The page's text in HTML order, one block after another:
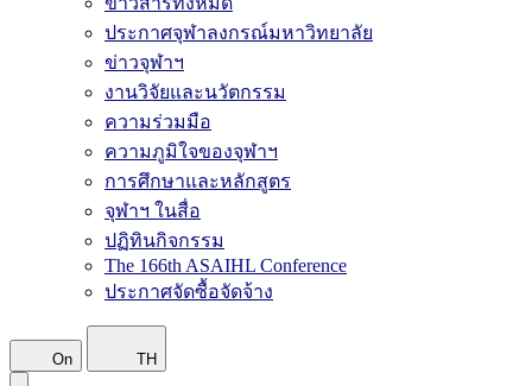
ประกาศจุฬาลงกรณ์มหาวิทยาลัย
ข่าวจุฬาฯ
งานวิจัยและนวัตกรรม
ความร่วมมือ
ความภูมิใจของจุฬาฯ
การศึกษาและหลักสูตร
จุฬาฯ ในสื่อ
ปฏิทินกิจกรรม
The 166th ASAIHL Conference
ประกาศจัดซื้อจัดจ้าง
On TH